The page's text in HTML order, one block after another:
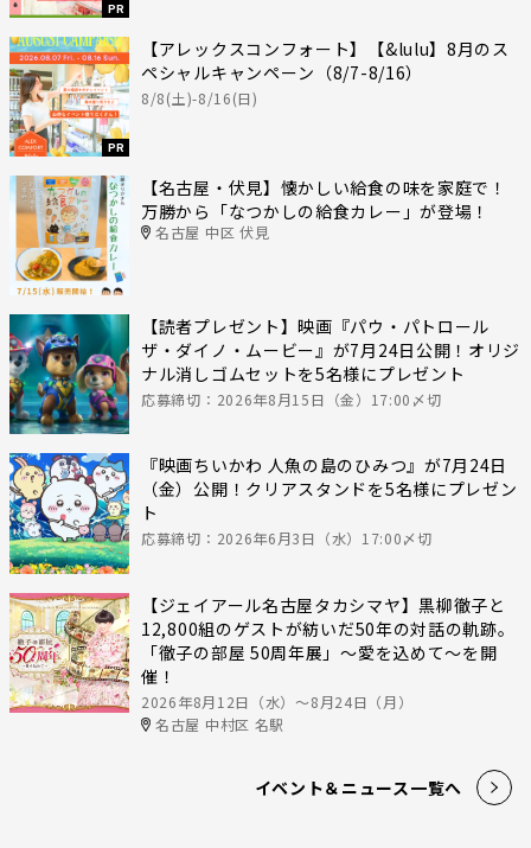
PR
PR
【アレックスコンフォート】【&lulu】8月のス
ペシャルキャンペーン（8/7-8/16）
8/8(土)-8/16(日)
【名古屋・伏見】懐かしい給食の味を家庭で！
万勝から「なつかしの給食カレー」が登場！
名古屋 中区 伏見
【読者プレゼント】映画『パウ・パトロール
ザ・ダイノ・ムービー』が7月24日公開！オリジ
ナル消しゴムセットを5名様にプレゼント
応募締切：2026年8月15日（金）17:00〆切
『映画ちいかわ 人魚の島のひみつ』が7月24日
（金）公開！クリアスタンドを5名様にプレゼン
ト
応募締切：2026年6月3日（水）17:00〆切
【ジェイアール名古屋タカシマヤ】黒柳徹子と
12,800組のゲストが紡いだ50年の対話の軌跡。
「徹子の部屋 50周年展」～愛を込めて～を開
催！
2026年8月12日（水）〜8月24日（月）
名古屋 中村区 名駅
イベント＆ニュース一覧へ